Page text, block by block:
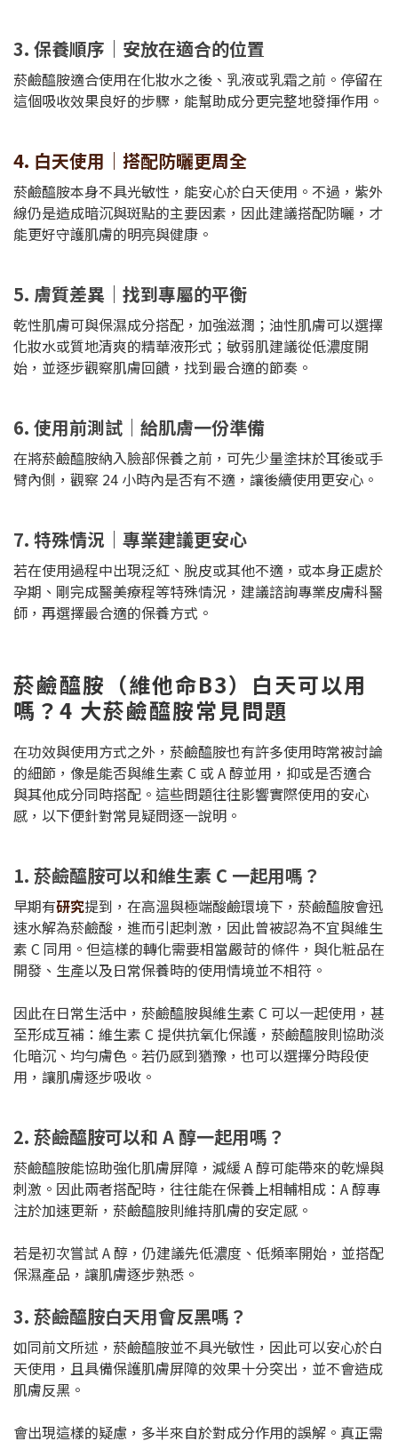
3. 保養順序｜安放在適合的位置
菸鹼醯胺適合使用在化妝水之後、乳液或乳霜之前。停留在
這個吸收效果良好的步驟，能幫助成分更完整地發揮作用。
4. 白天使用｜搭配防曬更周全
菸鹼醯胺本身不具光敏性，能安心於白天使用。不過，紫外
線仍是造成暗沉與斑點的主要因素，因此建議搭配防曬，才
能更好守護肌膚的明亮與健康。
5. 膚質差異｜找到專屬的平衡
乾性肌膚可與保濕成分搭配，加強滋潤；油性肌膚可以選擇
化妝水或質地清爽的精華液形式；敏弱肌建議從低濃度開
始，並逐步觀察肌膚回饋，找到最合適的節奏。
6. 使用前測試｜給肌膚一份準備
在將菸鹼醯胺納入臉部保養之前，可先少量塗抹於耳後或手
臂內側，觀察 24 小時內是否有不適，讓後續使用更安心。
7. 特殊情況｜專業建議更安心
若在使用過程中出現泛紅、脫皮或其他不適，或本身正處於
孕期、剛完成醫美療程等特殊情況，建議諮詢專業皮膚科醫
師，再選擇最合適的保養方式。
菸鹼醯胺（維他命B3）白天可以用
嗎？4 大菸鹼醯胺常見問題
在功效與使用方式之外，菸鹼醯胺也有許多使用時常被討論
的細節，像是能否與維生素 C 或 A 醇並用，抑或是否適合
與其他成分同時搭配。這些問題往往影響實際使用的安心
感，以下便針對常見疑問逐一說明。
1. 菸鹼醯胺可以和維生素 C 一起用嗎？
早期有研究提到，在高溫與極端酸鹼環境下，菸鹼醯胺會迅
速水解為菸鹼酸，進而引起刺激，因此曾被認為不宜與維生
素 C 同用。但這樣的轉化需要相當嚴苛的條件，與化粧品在
開發、生產以及日常保養時的使用情境並不相符。
因此在日常生活中，菸鹼醯胺與維生素 C 可以一起使用，甚
至形成互補：維生素 C 提供抗氧化保護，菸鹼醯胺則協助淡
化暗沉、均勻膚色。若仍感到猶豫，也可以選擇分時段使
用，讓肌膚逐步吸收。
2. 菸鹼醯胺可以和 A 醇一起用嗎？
菸鹼醯胺能協助強化肌膚屏障，減緩 A 醇可能帶來的乾燥與
刺激。因此兩者搭配時，往往能在保養上相輔相成：A 醇專
注於加速更新，菸鹼醯胺則維持肌膚的安定感。
若是初次嘗試 A 醇，仍建議先低濃度、低頻率開始，並搭配
保濕產品，讓肌膚逐步熟悉。
3. 菸鹼醯胺白天用會反黑嗎？
如同前文所述，菸鹼醯胺並不具光敏性，因此可以安心於白
天使用，且具備保護肌膚屏障的效果十分突出，並不會造成
肌膚反黑。
會出現這樣的疑慮，多半來自於對成分作用的誤解。真正需